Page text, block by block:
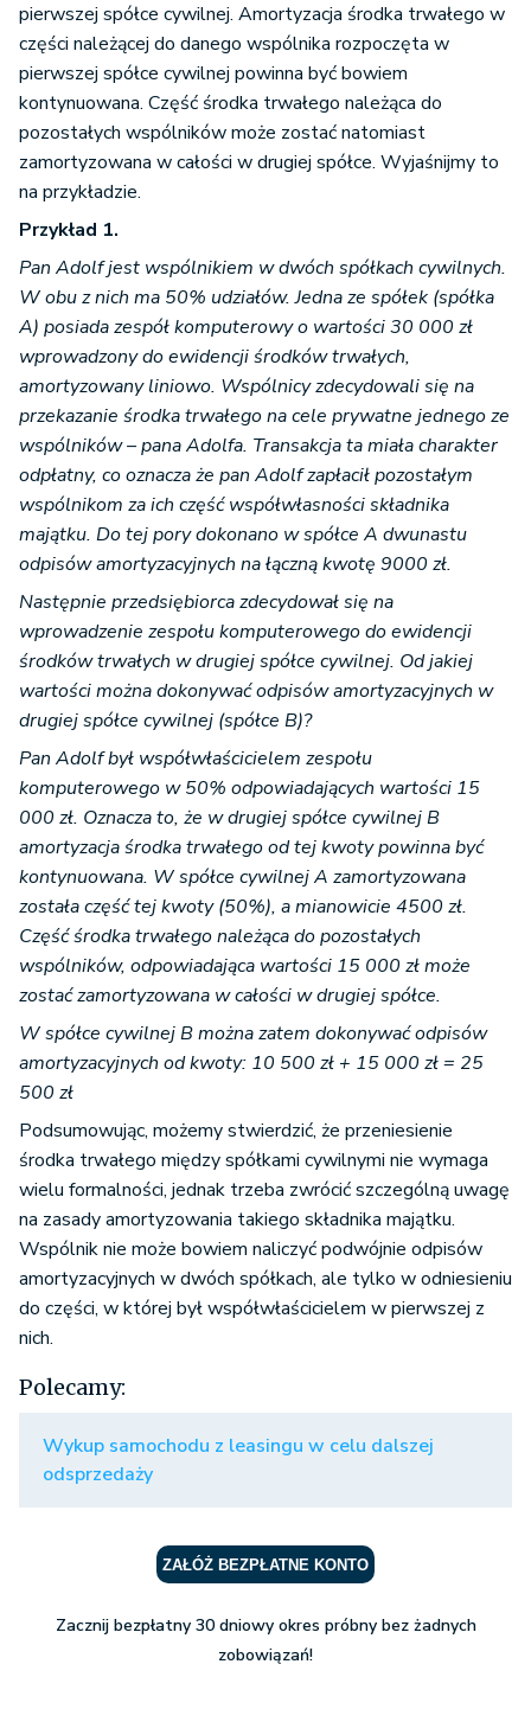
pierwszej spółce cywilnej. Amortyzacja środka trwałego w
części należącej do danego wspólnika rozpoczęta w
pierwszej spółce cywilnej powinna być bowiem
kontynuowana. Część środka trwałego należąca do
pozostałych wspólników może zostać natomiast
zamortyzowana w całości w drugiej spółce. Wyjaśnijmy to
na przykładzie.
Przykład 1.
Pan Adolf jest wspólnikiem w dwóch spółkach cywilnych.
W obu z nich ma 50% udziałów. Jedna ze spółek (spółka
A) posiada zespół komputerowy o wartości 30 000 zł
wprowadzony do ewidencji środków trwałych,
amortyzowany liniowo. Wspólnicy zdecydowali się na
przekazanie środka trwałego na cele prywatne jednego ze
wspólników – pana Adolfa. Transakcja ta miała charakter
odpłatny, co oznacza że pan Adolf zapłacił pozostałym
wspólnikom za ich część współwłasności składnika
majątku. Do tej pory dokonano w spółce A dwunastu
odpisów amortyzacyjnych na łączną kwotę 9000 zł.
Następnie przedsiębiorca zdecydował się na
wprowadzenie zespołu komputerowego do ewidencji
środków trwałych w drugiej spółce cywilnej. Od jakiej
wartości można dokonywać odpisów amortyzacyjnych w
drugiej spółce cywilnej (spółce B)?
Pan Adolf był współwłaścicielem zespołu
komputerowego w 50% odpowiadających wartości 15
000 zł. Oznacza to, że w drugiej spółce cywilnej B
amortyzacja środka trwałego od tej kwoty powinna być
kontynuowana. W spółce cywilnej A zamortyzowana
została część tej kwoty (50%), a mianowicie 4500 zł.
Część środka trwałego należąca do pozostałych
wspólników, odpowiadająca wartości 15 000 zł może
zostać zamortyzowana w całości w drugiej spółce.
W spółce cywilnej B można zatem dokonywać odpisów
amortyzacyjnych od kwoty: 10 500 zł + 15 000 zł = 25
500 zł
Podsumowując, możemy stwierdzić, że przeniesienie
środka trwałego między spółkami cywilnymi nie wymaga
wielu formalności, jednak trzeba zwrócić szczególną uwagę
na zasady amortyzowania takiego składnika majątku.
Wspólnik nie może bowiem naliczyć podwójnie odpisów
amortyzacyjnych w dwóch spółkach, ale tylko w odniesieniu
do części, w której był współwłaścicielem w pierwszej z
nich.
Polecamy:
Wykup samochodu z leasingu w celu dalszej
odsprzedaży
ZAŁÓŻ BEZPŁATNE KONTO
Zacznij bezpłatny 30 dniowy okres próbny bez żadnych
zobowiązań!